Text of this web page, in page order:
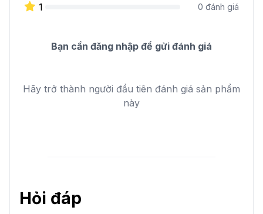
1 0 đánh giá
Bạn cần đăng nhập để gửi đánh giá
Hãy trở thành người đầu tiên đánh giá sản phẩm
này
Hỏi đáp